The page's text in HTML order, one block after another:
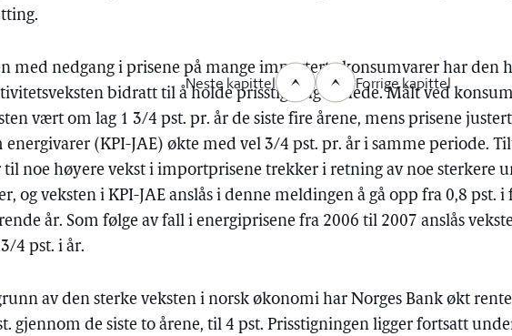
med nedgang i prisene på mange importerte konsumvarer har den
bidratt til å holde prisstigningen nede. Målt ved
vært om lag 1 3/4 pst. pr. år de siste fire årene, mens prisene
energivarer (KPI-JAE) økte med vel 3/4 pst. pr. år i samme periode.
noe høyere vekst i importprisene trekker i retning av noe sterkere
og veksten i KPI-JAE anslås i denne meldingen å gå opp fra 0,8 pst.
år. Som følge av fall i energiprisene fra 2006 til 2007 anslås
4 pst. i år.
av den sterke veksten i norsk økonomi har Norges Bank økt
gjennom de siste to årene, til 4 pst. Prisstigningen ligger fortsatt
Forrige kapittel
Neste kapittel